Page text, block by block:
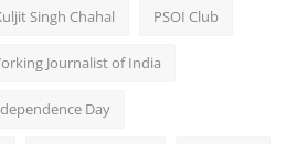
Singh Chahal PSOI Club
Journalist of India
Day